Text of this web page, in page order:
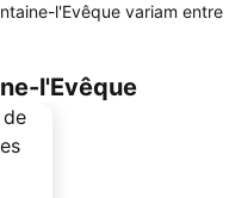
l'Evêque variam entre
l'Evêque